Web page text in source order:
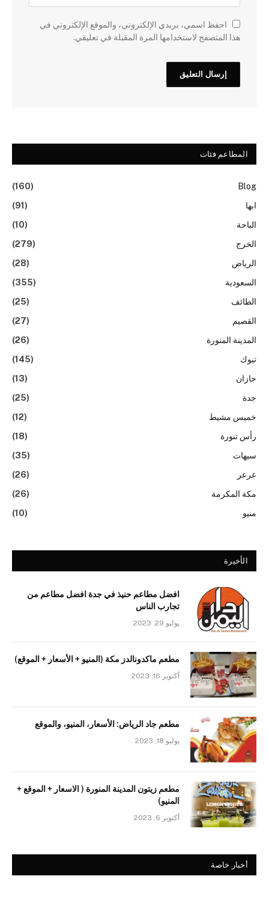
احفظ اسمي، بريدي الإلكتروني، والموقع الإلكتروني في
هذا المتصفح لاستخدامها المرة المقبلة في تعليقي.
المطاعم فئات
Blog
(160)
ابها
(91)
الباحة
(10)
الخرج
(279)
الرياض
(28)
السعودية
(355)
الطائف
(25)
القصيم
(27)
المدينة المنورة
(26)
تبوك
(145)
جازان
(13)
جدة
(25)
خميس مشيط
(12)
رأس تنورة
(18)
سيهات
(35)
عرعر
(26)
مكة المكرمة
(26)
منيو
(10)
الأخيرة
افضل مطاعم حنيذ في جدة افضل مطاعم من
تجارب الناس
يوليو 29, 2023
مطعم ماكدونالدز مكة (المنيو + الأسعار + الموقع)
أكتوبر 16, 2023
مطعم جاد الرياض: الأسعار، المنيو، والموقع
يوليو 18, 2023
مطعم زيتون المدينة المنورة ( الاسعار + الموقع +
المنيو)
أكتوبر 6, 2023
أخبار خاصة